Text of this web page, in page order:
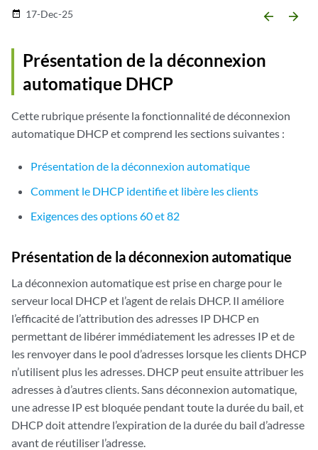
date_range 17-Dec-25 arrow_backward arrow_forward
Présentation de la déconnexion
automatique DHCP
Cette rubrique présente la fonctionnalité de déconnexion
automatique DHCP et comprend les sections suivantes :
Présentation de la déconnexion automatique
Comment le DHCP identifie et libère les clients
Exigences des options 60 et 82
Présentation de la déconnexion automatique
La déconnexion automatique est prise en charge pour le
serveur local DHCP et l’agent de relais DHCP. Il améliore
l’efficacité de l’attribution des adresses IP DHCP en
permettant de libérer immédiatement les adresses IP et de
les renvoyer dans le pool d’adresses lorsque les clients DHCP
n’utilisent plus les adresses. DHCP peut ensuite attribuer les
adresses à d’autres clients. Sans déconnexion automatique,
une adresse IP est bloquée pendant toute la durée du bail, et
DHCP doit attendre l’expiration de la durée du bail d’adresse
avant de réutiliser l’adresse.